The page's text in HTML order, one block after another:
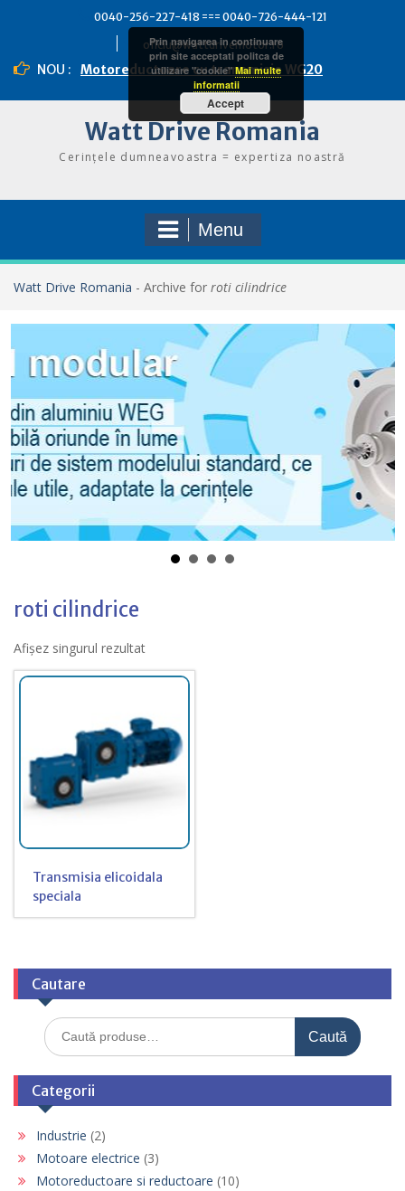
0040-256-227-418 === 0040-726-444-121
oficiu@wattdrivemotor.ro
NOU : Motoreductoare cu transmisie WG20
Watt Drive Romania
Cerințele dumneavoastra = expertiza noastră
Menu
Watt Drive Romania - Archive for roti cilindrice
roti cilindrice
Afișez singurul rezultat
Transmisia elicoidala
speciala
Cautare
Caută
după:
Caută
Categorii
Industrie (2)
Motoare electrice (3)
Motoreductoare si reductoare (10)
Prin navigarea in continuare
prin site acceptati politca de
utilizare "cookie"Mai multe
informatii
Accept